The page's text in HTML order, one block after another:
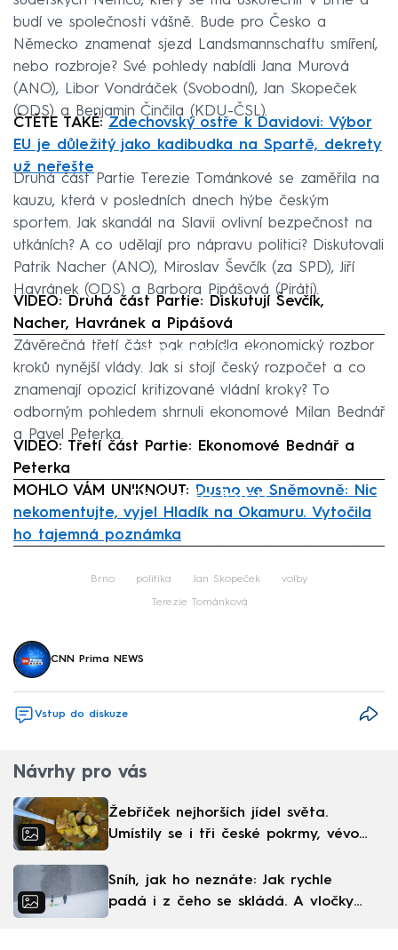
budí ve společnosti vášně. Bude pro Česko a
Německo znamenat sjezd Landsmannschaftu smíření,
nebo rozbroje? Své pohledy nabídli Jana Murová
(ANO), Libor Vondráček (Svobodní), Jan Skopeček
(ODS) a Benjamin Činčila (KDU-ČSL).
ČTĚTE TAKÉ: Zdechovský ostře k Davidovi: Výbor
EU je důležitý jako kadibudka na Spartě, dekrety
už neřešte
Druhá část Partie Terezie Tománkové se zaměřila na
kauzu, která v posledních dnech hýbe českým
sportem. Jak skandál na Slavii ovlivní bezpečnost na
utkáních? A co udělají pro nápravu politici? Diskutovali
Patrik Nacher (ANO), Miroslav Ševčík (za SPD), Jiří
Havránek (ODS) a Barbora Pipášová (Piráti).
VIDEO: Druhá část Partie: Diskutují Ševčík,
Nacher, Havránek a Pipášová
Failed to fetch
Závěrečná třetí část pak nabídla ekonomický rozbor
kroků nynější vlády. Jak si stojí český rozpočet a co
znamenají opozicí kritizované vládní kroky? To
odborným pohledem shrnuli ekonomové Milan Bednář
a Pavel Peterka.
VIDEO: Třetí část Partie: Ekonomové Bednář a
Peterka
Failed to fetch
MOHLO VÁM UNIKNOUT: Dusno ve Sněmovně: Nic
nekomentujte, vyjel Hladík na Okamuru. Vytočila
ho tajemná poznámka
Brno politika Jan Skopeček volby
Terezie Tománková
CNN Prima NEWS
Vstup do diskuze
Návrhy pro vás
Žebříček nejhorších jídel světa.
Umístily se i tři české pokrmy, vévodí
Sníh, jak ho neznáte: Jak rychle
padá i z čeho se skládá. A vločky